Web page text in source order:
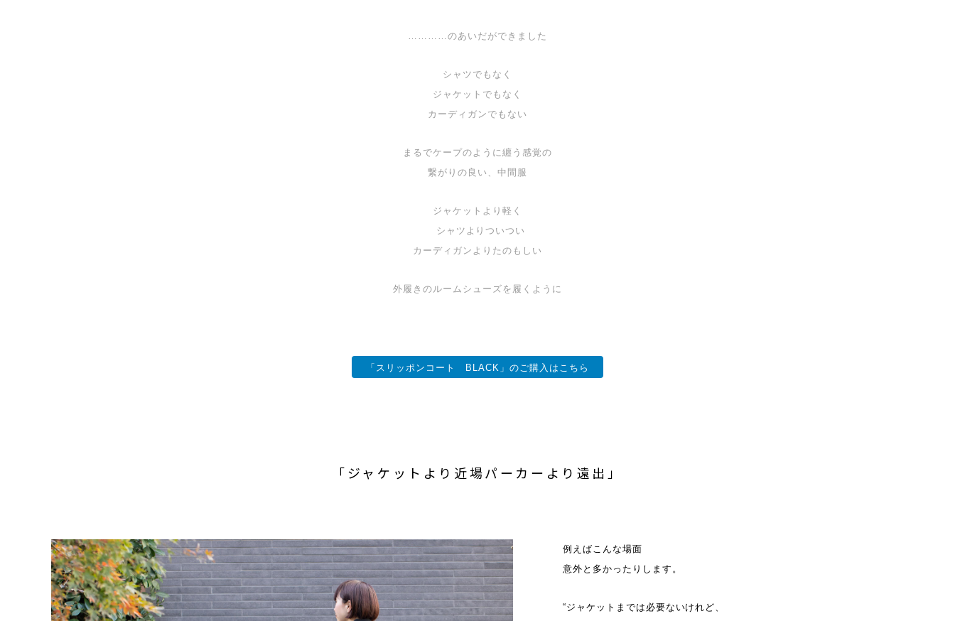
…………のあいだができました
シャツでもなく
ジャケットでもなく
カーディガンでもない
まるでケープのように纏う感覚の
繋がりの良い、中間服
ジャケットより軽く
シャツよりついつい
カーディガンよりたのもしい
外履きのルームシューズを履くように
「スリッポンコート BLACK」のご購入はこちら
「ジャケットより近場パーカーより遠出」
例えばこんな場面
意外と多かったりします。
“ジャケットまでは必要ないけれど、